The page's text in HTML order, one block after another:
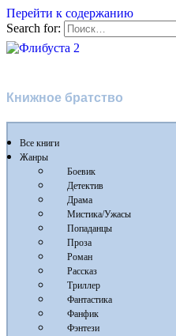
Перейти к содержанию
Search for:
Книжное братство
Все книги
Жанры
Боевик
Детектив
Драма
Мистика/Ужасы
Попаданцы
Проза
Роман
Рассказ
Триллер
Фантастика
Фанфик
Фэнтези